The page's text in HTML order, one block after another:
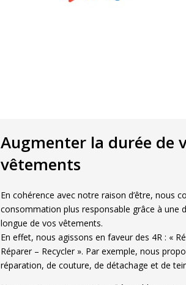
Augmenter la durée de
vêtements
En cohérence avec notre raison d’être, nous
consommation plus responsable grâce à une
longue de vos vêtements.
En effet, nous agissons en faveur des 4R : «
Réparer – Recycler ». Par exemple, nous
réparation, de couture, de détachage et de